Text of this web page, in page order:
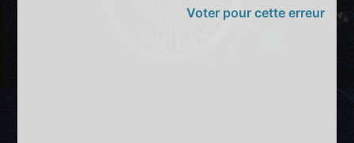
Voter pour cette erreur